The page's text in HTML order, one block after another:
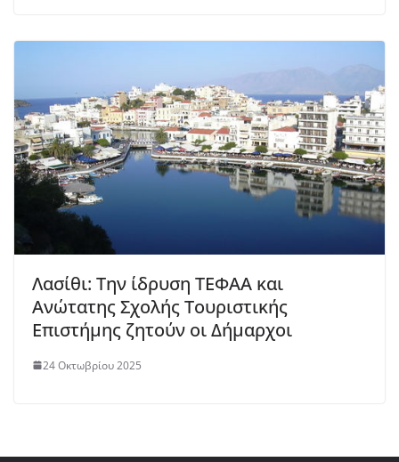
Λασίθι: Την ίδρυση ΤΕΦΑΑ και
Ανώτατης Σχολής Τουριστικής
Επιστήμης ζητούν οι Δήμαρχοι
24 Οκτωβρίου 2025